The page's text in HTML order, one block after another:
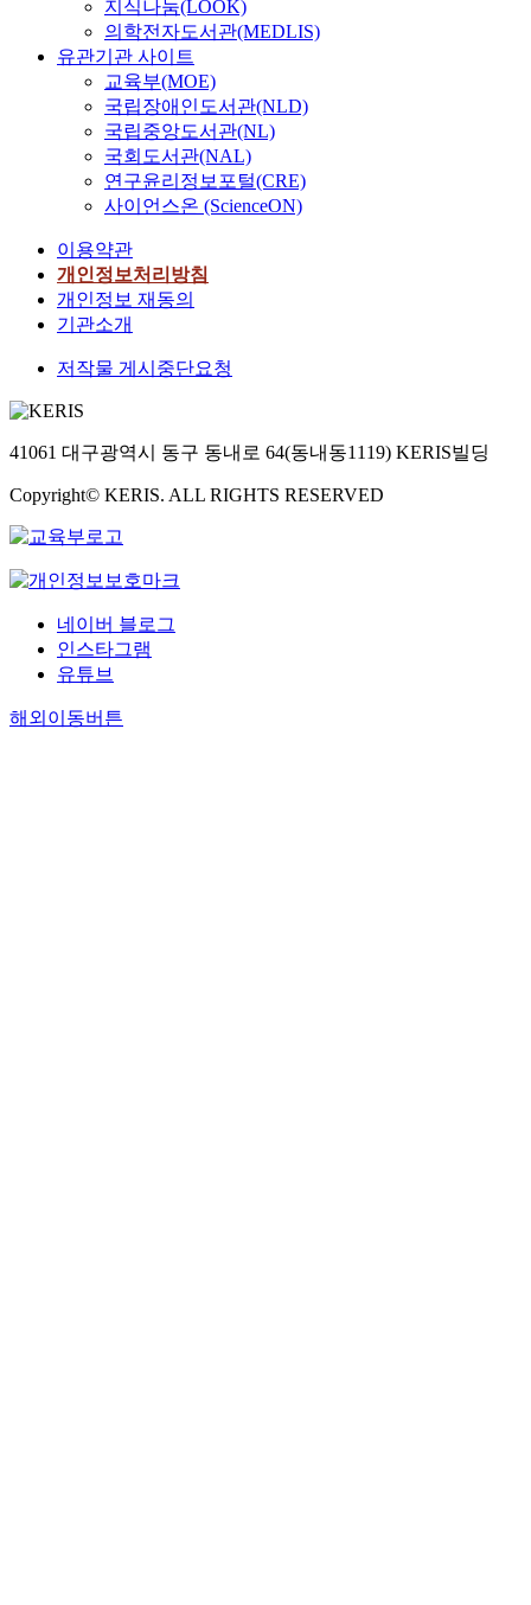
지식나눔(LOOK)
의학전자도서관(MEDLIS)
유관기관 사이트
교육부(MOE)
국립장애인도서관(NLD)
국립중앙도서관(NL)
국회도서관(NAL)
연구윤리정보포털(CRE)
사이언스온 (ScienceON)
이용약관
개인정보처리방침
개인정보 재동의
기관소개
저작물 게시중단요청
41061 대구광역시 동구 동내로 64(동내동1119) KERIS빌딩
Copyright© KERIS. ALL RIGHTS RESERVED
네이버 블로그
인스타그램
유튜브
해외이동버튼